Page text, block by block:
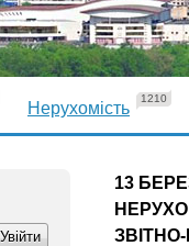
Нерухомість
1210
13